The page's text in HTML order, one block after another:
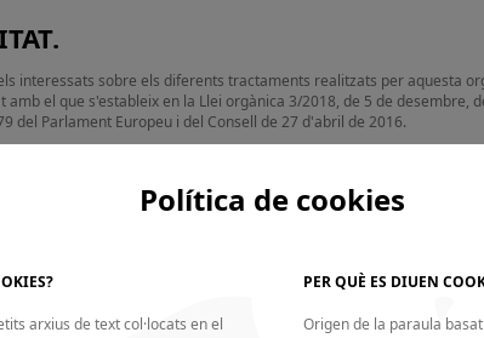
Política de cookies
arxius de text col·locats en el
PER QUÈ ES DIUEN
Origen de la paraula
interessats sobre els diferents tractaments realitzats per aquesta
el que s'estableix en la Llei orgànica 3/2018, de 5 de desembre,
del Parlament Europeu i del Consell de 27 d'abril de 2016.
DEL RESPONSABLE.
en la POL. IND. BARCELONÈS, C/CA NOGUERA, 11, NAU 3, 08630
NOURETOL@NOURETOL.COM.
LES SEVES DADES PERSONALS.
DEL RESPONSABLE.
facilitats a través dels nostres formularis web per a: